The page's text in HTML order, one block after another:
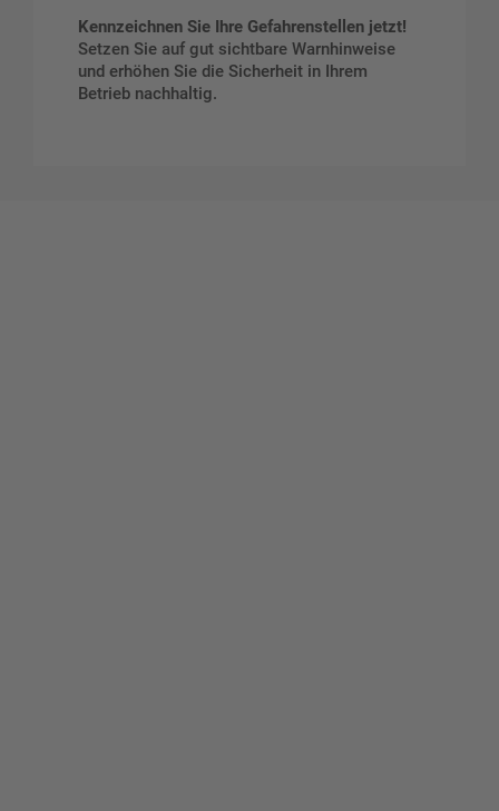
Kennzeichnen Sie Ihre Gefahrenstellen jetzt!
Setzen Sie auf gut sichtbare Warnhinweise
und erhöhen Sie die Sicherheit in Ihrem
Betrieb nachhaltig.